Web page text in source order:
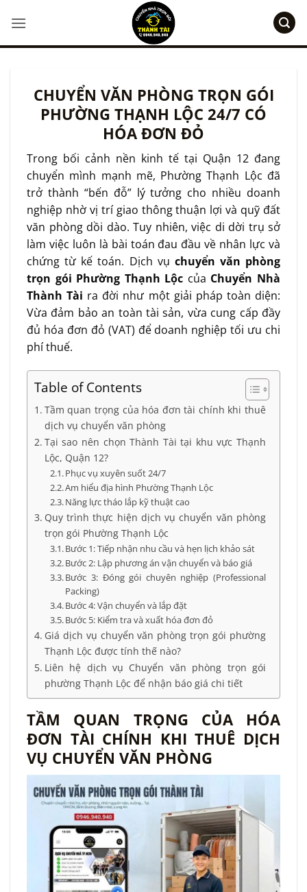
qua
nội
CHUYỂN VĂN PHÒNG TRỌN GÓI
PHƯỜNG THẠNH LỘC 24/7 CÓ
HÓA ĐƠN ĐỎ
Trong bối cảnh nền kinh tế tại Quận 12 đang
chuyển mình mạnh mẽ, Phường Thạnh Lộc đã
trở thành “bến đỗ” lý tưởng cho nhiều doanh
nghiệp nhờ vị trí giao thông thuận lợi và quỹ đất
văn phòng dồi dào. Tuy nhiên, việc di dời trụ sở
làm việc luôn là bài toán đau đầu về nhân lực và
chứng từ kế toán. Dịch vụ chuyển văn phòng
trọn gói Phường Thạnh Lộc của Chuyển Nhà
Thành Tài ra đời như một giải pháp toàn diện:
Vừa đảm bảo an toàn tài sản, vừa cung cấp đầy
đủ hóa đơn đỏ (VAT) để doanh nghiệp tối ưu chi
phí thuế.
Table of Contents
Tầm quan trọng của hóa đơn tài chính khi thuê
dịch vụ chuyển văn phòng
Tại sao nên chọn Thành Tài tại khu vực Thạnh
Lộc, Quận 12?
Phục vụ xuyên suốt 24/7
Am hiểu địa hình Phường Thạnh Lộc
Năng lực tháo lắp kỹ thuật cao
Quy trình thực hiện dịch vụ chuyển văn phòng
trọn gói Phường Thạnh Lộc
Bước 1: Tiếp nhận nhu cầu và hẹn lịch khảo sát
Bước 2: Lập phương án vận chuyển và báo giá
Bước 3: Đóng gói chuyên nghiệp (Professional
Packing)
Bước 4: Vận chuyển và lắp đặt
Bước 5: Kiểm tra và xuất hóa đơn đỏ
Giá dịch vụ chuyển văn phòng trọn gói phường
Thạnh Lộc được tính thế nào?
Liên hệ dịch vụ Chuyển văn phòng trọn gói
phường Thạnh Lộc để nhận báo giá chi tiết
TẦM QUAN TRỌNG CỦA HÓA
ĐƠN TÀI CHÍNH KHI THUÊ DỊCH
VỤ CHUYỂN VĂN PHÒNG